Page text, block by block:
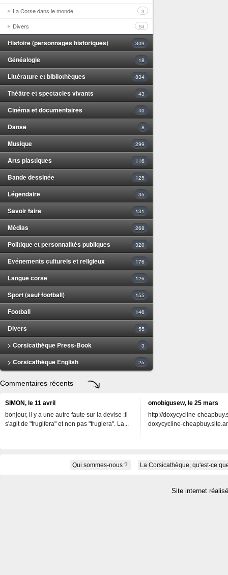
La Corse dans le monde 3
Divers 54
Histoire (personnages historiques) 309
Généalogie 18
Littérature et bibliothèques 834
Théâtre et spectacles vivants 43
Cinéma et documentaires 40
Danse 8
Musique 299
Arts plastiques 116
Bande dessinée 125
Légendaire 35
Savoir faire 131
Médias 268
Politique et personnalités publiques 320
Evénements culturels et religieux 176
Langue corse 126
Sport (sauf football) 155
Football 146
Divers 55
> Corsicathèque Press-Book 3
> Corsicathèque English 25
Commentaires récents
SIMON, le 11 avril
bonjour, il y a une autre faute sur la devise :il
s'agit de "frugifera" et non pas "frugiera". La...
omobigusew, le 25 mars
http://doxycycline-
doxycycline-
Qui sommes-nous ? La Corsicathèque, qu'est-ce
Site internet